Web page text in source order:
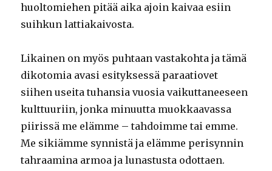
huoltomiehen pitää aika ajoin kaivaa esiin
suihkun lattiakaivosta.
Likainen on myös puhtaan vastakohta ja tämä
dikotomia avasi esityksessä paraatiovet
siihen useita tuhansia vuosia vaikuttaneeseen
kulttuuriin, jonka minuutta muokkaavassa
piirissä me elämme – tahdoimme tai emme.
Me sikiämme synnistä ja elämme perisynnin
tahraamina armoa ja lunastusta odottaen.